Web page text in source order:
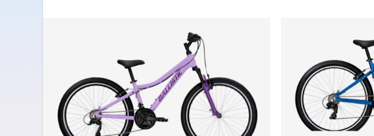
E-MTB
E-FULL SUSP
E-TOURING/CITY
E-TOURING/CITY WAVE